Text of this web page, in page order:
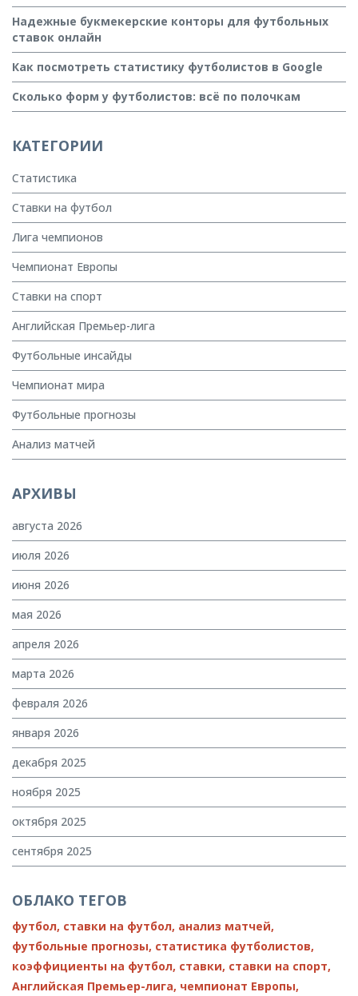
Надежные букмекерские конторы для футбольных
ставок онлайн
Как посмотреть статистику футболистов в Google
Сколько форм у футболистов: всё по полочкам
КАТЕГОРИИ
Статистика
Ставки на футбол
Лига чемпионов
Чемпионат Европы
Ставки на спорт
Английская Премьер-лига
Футбольные инсайды
Чемпионат мира
Футбольные прогнозы
Анализ матчей
АРХИВЫ
августа 2026
июля 2026
июня 2026
мая 2026
апреля 2026
марта 2026
февраля 2026
января 2026
декабря 2025
ноября 2025
октября 2025
сентября 2025
ОБЛАКО ТЕГОВ
футбол, ставки на футбол, анализ матчей,
футбольные прогнозы, статистика футболистов,
коэффициенты на футбол, ставки, ставки на спорт,
Английская Премьер-лига, чемпионат Европы,